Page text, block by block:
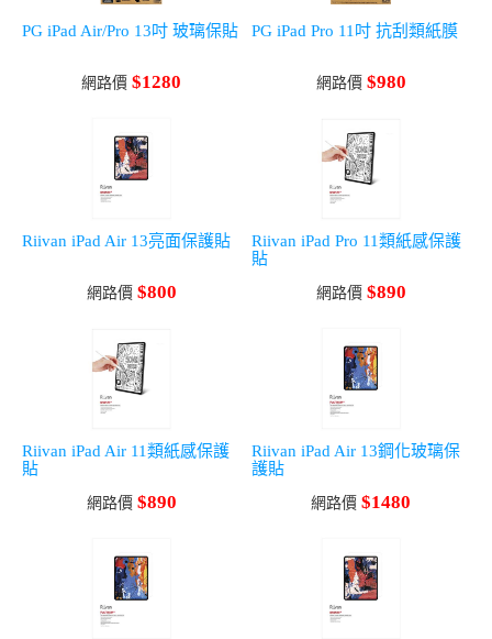
PG iPad Air/Pro 13吋 玻璃保貼
網路價 $1280
PG iPad Pro 11吋 抗刮類紙膜
網路價 $980
Riivan iPad Air 13亮面保護貼
網路價 $800
Riivan iPad Pro 11類紙感保護
貼
網路價 $890
Riivan iPad Air 11類紙感保護
貼
網路價 $890
Riivan iPad Air 13鋼化玻璃保
護貼
網路價 $1480